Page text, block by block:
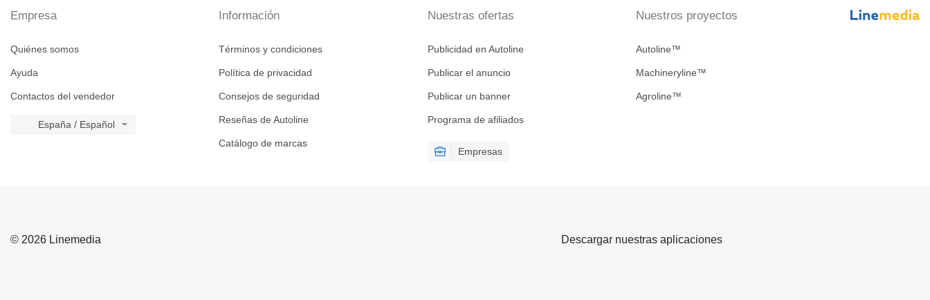
Empresa
Quiénes somos
Ayuda
Contactos del vendedor
España / Español
Información
Términos y condiciones
Política de privacidad
Consejos de seguridad
Reseñas de Autoline
Catálogo de marcas
Nuestras ofertas
Publicidad en Autoline
Publicar el anuncio
Publicar un banner
Programa de afiliados
Empresas
Nuestros proyectos
Autoline™
Machineryline™
Agroline™
© 2026 Linemedia Descargar nuestras aplicaciones